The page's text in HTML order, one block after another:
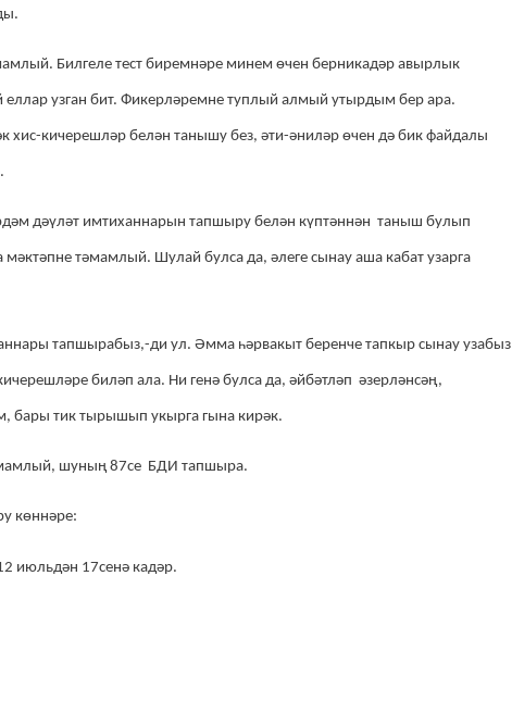
Билгеле тест биремнәре минем өчен берникадәр авырлык
узган бит. Фикерләремне туплый алмый утырдым бер ара.
хис-кичерешләр белән танышу без, әти-әниләр өчен дә бик файдалы
дәүләт имтиханнарын тапшыру белән күптәннән таныш булып
тәмамлый. Шулай булса да, әлеге сынау аша кабат узарга
тапшырабыз,-ди ул. Әмма һәрвакыт беренче тапкыр сынау узабыз
биләп ала. Ни генә булса да, әйбәтләп әзерләнсәң,
бары тик тырышып укырга гына кирәк.
шуның 87се БДИ тапшыра.
көннәре:
июльдән 17сенә кадәр.